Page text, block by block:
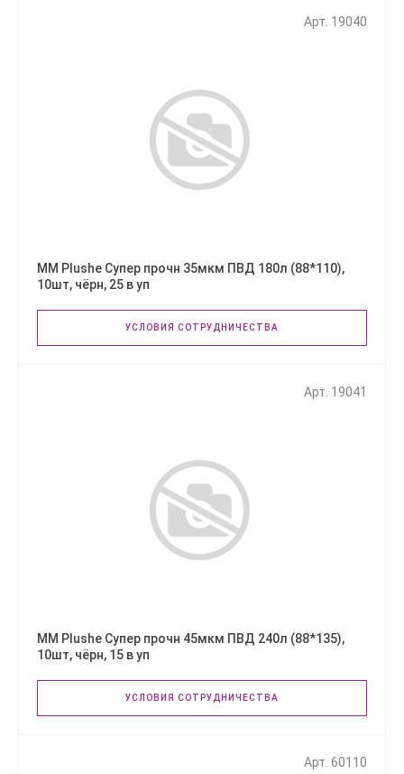
Арт. 19040
ММ Plushe Супер прочн 35мкм ПВД 180л (88*110),
10шт, чёрн, 25 в уп
УСЛОВИЯ СОТРУДНИЧЕСТВА
Арт. 19041
ММ Plushe Супер прочн 45мкм ПВД 240л (88*135),
10шт, чёрн, 15 в уп
УСЛОВИЯ СОТРУДНИЧЕСТВА
Арт. 60110